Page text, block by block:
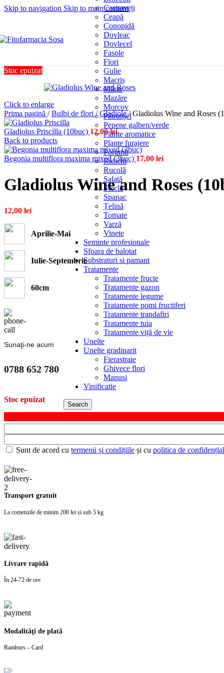
Skip to navigation Skip to main content
Castraveți
Ceapă
Conopidă
Dovleac
Dovlecel
Fasole
Flori
Gulie
Macriș
Mărar
Mazăre
Morcov
Pătrunjel
Pepene galben/verde
Plante aromatice
Plante furajere
Porumb
Ridichi
Rucolă
Salată
Sfeclă
Spanac
Țelină
Tomate
Varză
Vinete
Seminte profesionale
Sfoara de balotat
Substraturi si pamant
Tratamente
Tratamente fructe
Tratamente gazon
Tratamente legume
Tratamente pomi fructiferi
Tratamente trandafiri
Tratamente tuia
Tratamente viță de vie
Unelte
Unelte gradinarit
Fierastraie
Ghivece flori
Manusi
Vinificatie
Search
Stoc epuizat
Click to enlarge
Prima pagină / Bulbi de flori / Gladiole/ Gladiolus Wine and Roses
Gladiolus Priscilla (10buc) 12,00lei
Back to products
Begonia multiflora maxima mixed (3buc) 17,00 lei
Gladiolus Wine and Roses
12,00 lei
Aprilie-Mai
Iulie-Septembrie
60cm
Sunaţi-ne acum
0788 652 780
Stoc epuizat
Sunt de acord cu termenii și condițiile și cu politica de
Transport gratuit
La comenzile de minim 200 lei și sub 5 kg
Livrare rapidă
În 24-72 de ore
Modalităţi de plată
Ramburs – Card